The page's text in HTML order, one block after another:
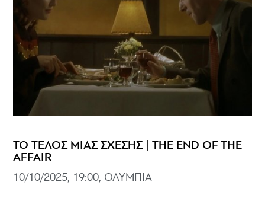
ΤΟ ΤΕΛΟΣ ΜΙΑΣ ΣΧΕΣΗΣ | THE END OF THE
AFFAIR
10/10/2025, 19:00, ΟΛΥΜΠΙΑ